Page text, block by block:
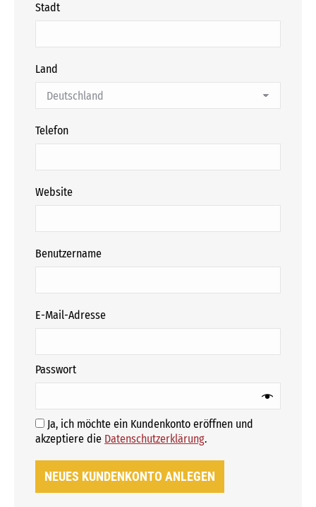
Stadt
Land
Telefon
Website
Benutzername
E-Mail-Adresse
Passwort
Ja, ich möchte ein Kundenkonto eröffnen und
akzeptiere die Datenschutzerklärung.
NEUES KUNDENKONTO ANLEGEN